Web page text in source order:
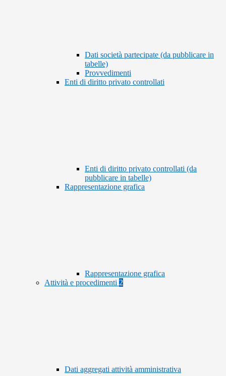
Dati società partecipate (da pubblicare in
tabelle)
Provvedimenti
Enti di diritto privato controllati
Enti di diritto privato controllati (da
pubblicare in tabelle)
Rappresentazione grafica
Rappresentazione grafica
Attività e procedimenti 2
Dati aggregati attività amministrativa